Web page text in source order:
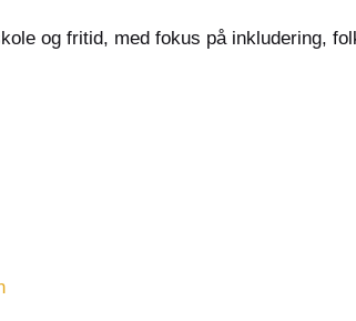
og fritid, med fokus på inkludering,